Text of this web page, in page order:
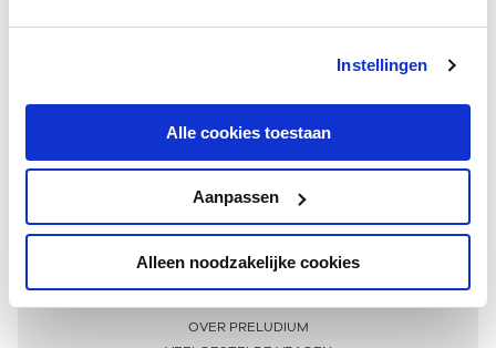
Instellingen
Alle cookies toestaan
Aanpassen
Alleen noodzakelijke cookies
Meer informatie
OVER PRELUDIUM